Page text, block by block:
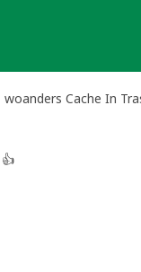
Cache In